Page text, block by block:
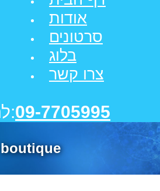
אודות
סרטונים
בלוג
צרו קשר
להזמנות חייגו:09-7705995
boutique